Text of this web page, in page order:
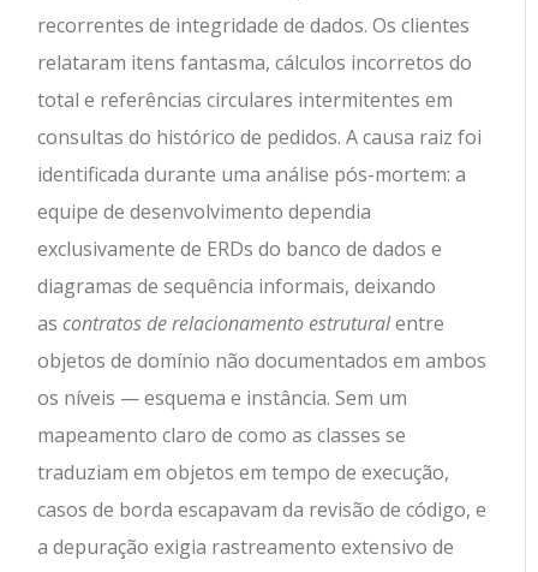
recorrentes de integridade de dados. Os clientes
relataram itens fantasma, cálculos incorretos do
total e referências circulares intermitentes em
consultas do histórico de pedidos. A causa raiz foi
identificada durante uma análise pós-mortem: a
equipe de desenvolvimento dependia
exclusivamente de ERDs do banco de dados e
diagramas de sequência informais, deixando
ascontratos de relacionamento estruturalentre
objetos de domínio não documentados em ambos
os níveis — esquema e instância. Sem um
mapeamento claro de como as classes se
traduziam em objetos em tempo de execução,
casos de borda escapavam da revisão de código, e
a depuração exigia rastreamento extensivo de